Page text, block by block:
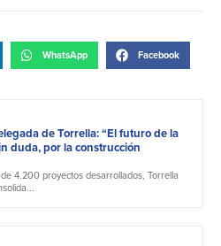
WhatsApp Facebook
de Torrella: “El futuro de la
duda, por la construcción
4.200 proyectos desarrollados, Torrella